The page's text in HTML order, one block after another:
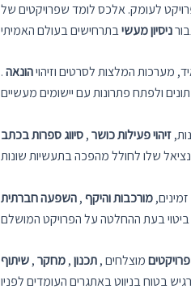
ניסיון מעשי
מערכות המלצות לסרטים וזיהויהונאה.
זיהויפעילות כושר,סיווג ספרות בכתב
מורכבות והיקף ,השפעה חברתית
מוצלחים ,תכנון,מחקר,שיתוף